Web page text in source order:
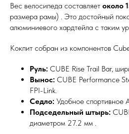
Вес велосипеда составляет около
размера рамы) . Это достойный
алюминиевого хардтейла с таким
Кокпит собран из компонентов
Руль: CUBE Rise Trail Bar,
Вынос: CUBE Performance
FPI-Link.
Седло: Удобное спортивное
Подседельный штырь:
диаметром 27.2 мм .